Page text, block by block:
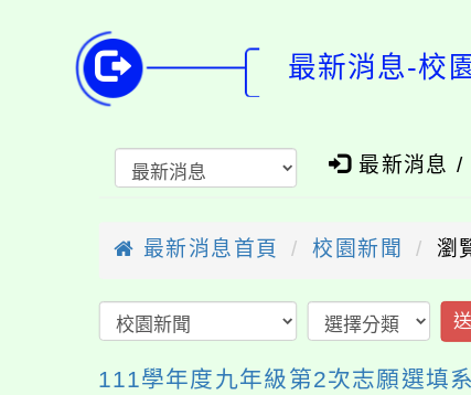
最新消息-校
最新消息 /
最新消息首頁 校園新聞 瀏
111學年度九年級第2次志願選填